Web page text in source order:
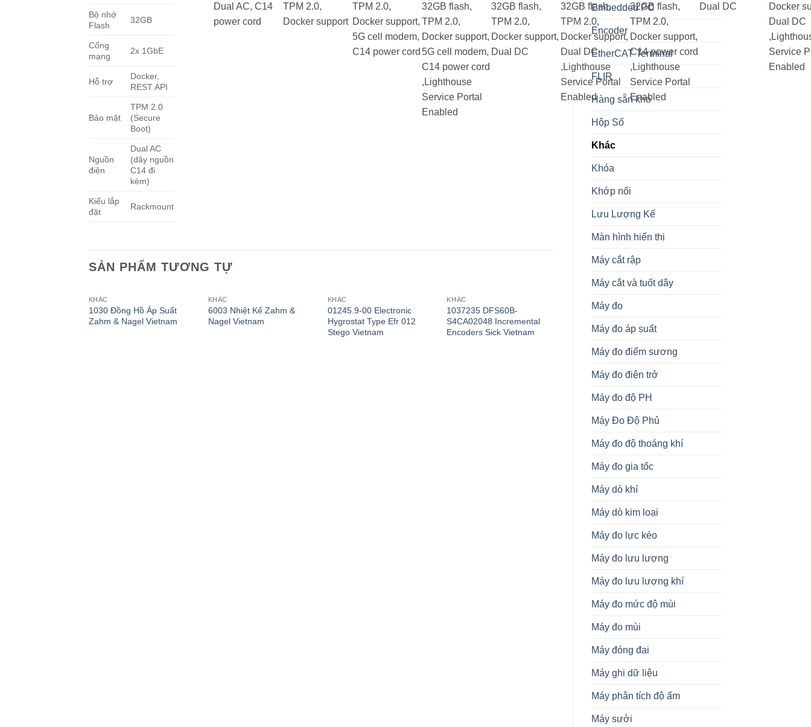
Embedded PC
Encoder
EtherCAT Terminal
FLIR
Hàng sẵn kho
Hộp Số
Khác
Khóa
Khớp nối
Lưu Lượng Kế
Màn hình hiển thị
Máy cắt rập
Máy cắt và tuốt dây
Máy đo
Máy đo áp suất
Máy đo điểm sương
Máy đo điện trở
Máy đo độ PH
Máy Đo Độ Phủ
Máy đo độ thoáng khí
Máy đo gia tốc
Máy dò khí
Máy dò kim loại
Máy đo lực kéo
Máy đo lưu lượng
Máy đo lưu lượng khí
Máy đo mức độ mùi
Máy đo mùi
Máy đóng đai
Máy ghi dữ liệu
Máy phân tích độ ẩm
Máy sưởi
Bộ nhớ
Flash
32GB
Cổng
mạng
2x 1GbE
Hỗ trợ
Docker,
REST API
Bảo mật
TPM 2.0
(Secure
Boot)
Nguồn
điện
Dual AC
(dây nguồn
C14 đi
kèm)
Kiểu lắp
đặt
Rackmount
Dual AC, C14
power cord
TPM 2.0,
Docker support
TPM 2.0,
Docker support,
5G cell modem,
C14 power cord
32GB flash,
TPM 2.0,
Docker support,
5G cell modem,
C14 power cord
,Lighthouse
Service Portal
Enabled
32GB flash,
TPM 2.0,
Docker support,
Dual DC
32GB flash,
TPM 2.0,
Docker support,
Dual DC
,Lighthouse
Service Portal
Enabled
32GB flash,
TPM 2.0,
Docker support,
C14 power cord
,Lighthouse
Service Portal
Enabled
Dual DC
Docker
Dual DC
Service
Enabled
SẢN PHẨM TƯƠNG TỰ
KHÁC
1030 Đồng Hồ Áp Suất
Zahm & Nagel Vietnam
KHÁC
6003 Nhiệt Kế Zahm &
Nagel Vietnam
KHÁC
01245.9-00 Electronic
Hygrostat Type Efr 012
Stego Vietnam
KHÁC
1037235 DFS60B-
S4CA02048 Incremental
Encoders Sick Vietnam
HD2030.CAB3-3M Cáp Cho
Delta Ohm Vietnam